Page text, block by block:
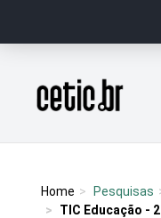
Página inicial
Home Pesquisas
TIC Educação -